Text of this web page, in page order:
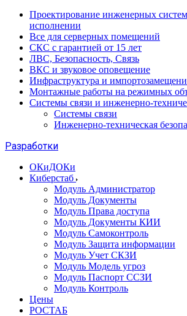
Проектирование инженерных
исполнении
Все для серверных помещений
СКС с гарантией от 15 лет
ЛВС, Безопасность, Связь
ВКС и звуковое оповещение
Инфраструктура и
Монтажные работы на режимных
Системы связи и инженерно-
Системы связи
Инженерно-техническая
Разработки
ОКиДОКи
Киберстаб
Модуль Администратор
Модуль Документы
Модуль Права доступа
Модуль Документы КИИ
Модуль Самоконтроль
Модуль Защита информации
Модуль Учет СКЗИ
Модуль Модель угроз
Модуль Паспорт ССЗИ
Модуль Контроль
Цены
РОСТАБ